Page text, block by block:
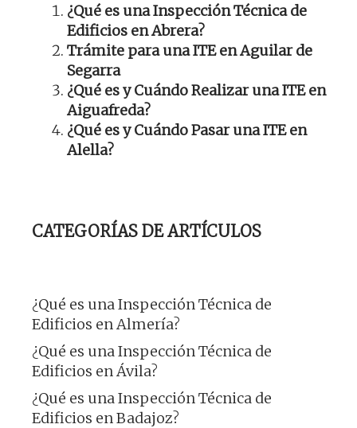
¿Qué es una Inspección Técnica de
Edificios en Abrera?
Trámite para una ITE en Aguilar de
Segarra
¿Qué es y Cuándo Realizar una ITE en
Aiguafreda?
¿Qué es y Cuándo Pasar una ITE en
Alella?
CATEGORÍAS DE ARTÍCULOS
¿Qué es una Inspección Técnica de
Edificios en Almería?
¿Qué es una Inspección Técnica de
Edificios en Ávila?
¿Qué es una Inspección Técnica de
Edificios en Badajoz?